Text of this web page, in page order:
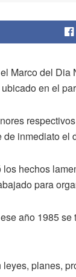
Marco del
en el
de inmediato el
los hechos
para
año 1985
planes,